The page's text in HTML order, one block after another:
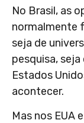
No Brasil, as
normalmente
seja de
pesquisa,
Estados
acontecer.
Mas nos EUA